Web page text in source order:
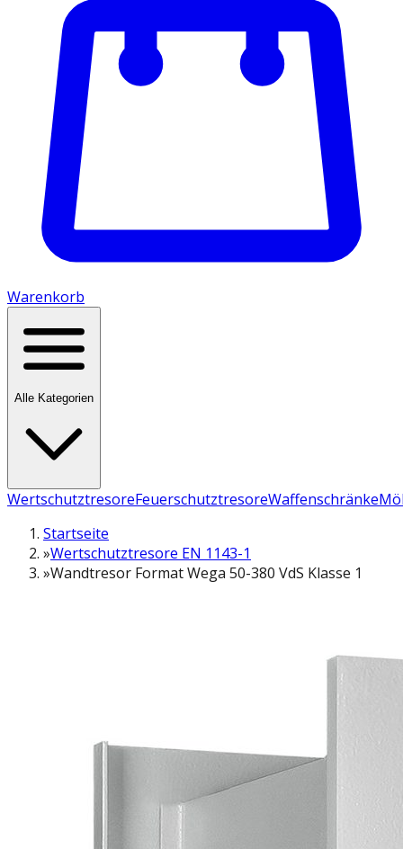
Warenkorb
Alle Kategorien
WertschutztresoreFeuerschutztresoreWaffenschränke
Startseite
»Wertschutztresore EN 1143-1
»Wandtresor Format Wega 50-380 VdS Klasse 1